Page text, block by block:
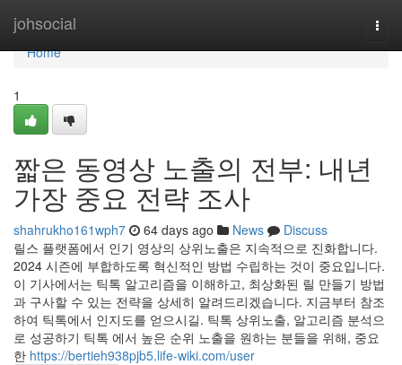
johsocial
Home
Home
1
짧은 동영상 노출의 전부: 내년
가장 중요 전략 조사
shahrukho161wph7 64 days ago News
Discuss
릴스 플랫폼에서 인기 영상의 상위노출은 지속적으로 진화합니다.
2024 시즌에 부합하도록 혁신적인 방법 수립하는 것이 중요입니다.
이 기사에서는 틱톡 알고리즘을 이해하고, 최상화된 릴 만들기 방법
과 구사할 수 있는 전략을 상세히 알려드리겠습니다. 지금부터 참조
하여 틱톡에서 인지도를 얻으시길. 틱톡 상위노출, 알고리즘 분석으
로 성공하기 틱톡 에서 높은 순위 노출을 원하는 분들을 위해, 중요
한 https://bertieh938pjb5.life-wiki.com/user